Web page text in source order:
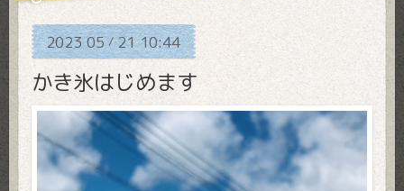
2023 05/21 10:44
かき氷はじめます